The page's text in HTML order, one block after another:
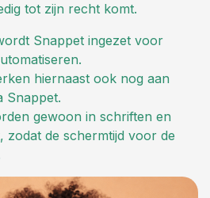
tot zijn recht komt.
Snappet ingezet voor
hiernaast ook nog aan
Snappet.
gewoon in schriften en
de schermtijd voor de